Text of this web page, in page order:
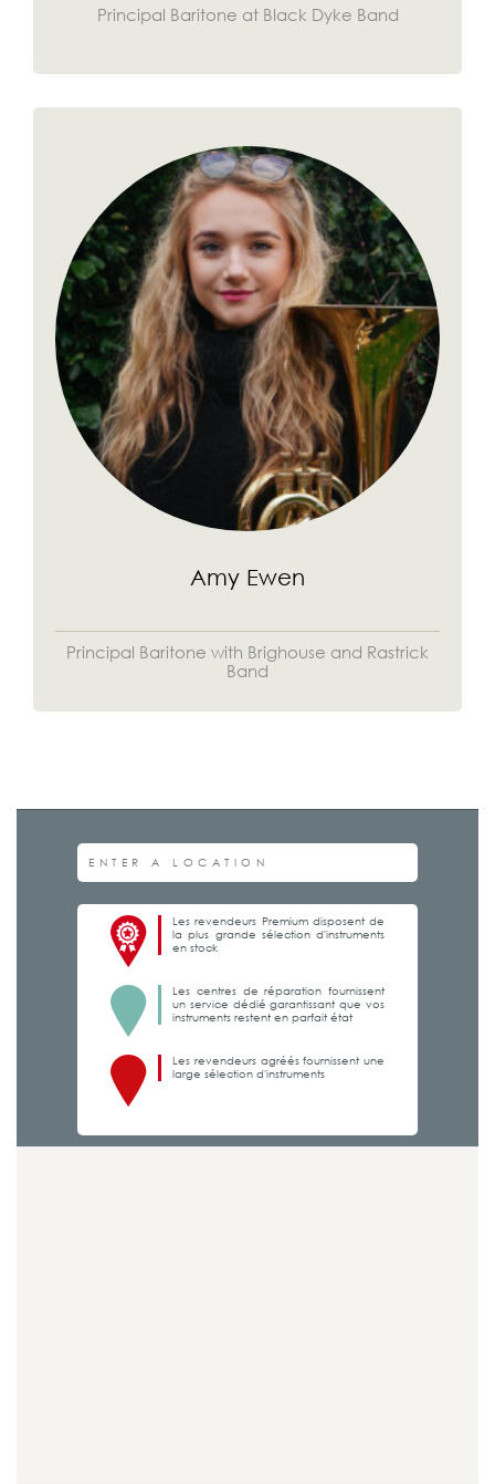
Principal Baritone at Black Dyke Band
Amy Ewen
Principal Baritone with Brighouse and Rastrick
Band
Les revendeurs Premium disposent de
la plus grande sélection d'instruments
en stock
Les centres de réparation fournissent
un service dédié garantissant que vos
instruments restent en parfait état
Les revendeurs agréés fournissent une
large sélection d'instruments